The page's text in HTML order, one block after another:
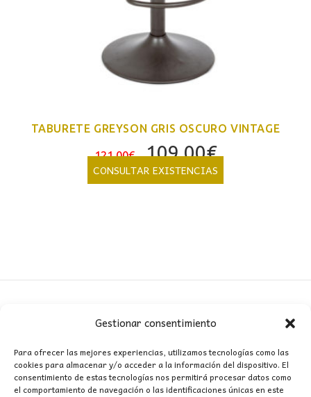
Gestionar consentimiento
Para ofrecer las mejores experiencias, utilizamos tecnologías como las
cookies para almacenar y/o acceder a la información del dispositivo. El
consentimiento de estas tecnologías nos permitirá procesar datos como
el comportamiento de navegación o las identificaciones únicas en este
TABURETE GREYSON GRIS OSCURO VINTAGE
121,00€
El
precio
original
109,00€El
precio
actual
CONSULTAR EXISTENCIAS
MI CUENTA